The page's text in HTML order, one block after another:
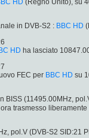
HD (Regno Unito), su
in DVB-S2 : BBC HD
HD ha lasciato
FEC per BBC HD su
BISS (11495.00MHz,
trasmesso
pol.V (DVB-S2 SID:21